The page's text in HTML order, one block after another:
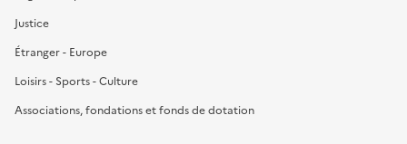
Justice
Étranger - Europe
Loisirs - Sports - Culture
Associations, fondations et fonds de dotation